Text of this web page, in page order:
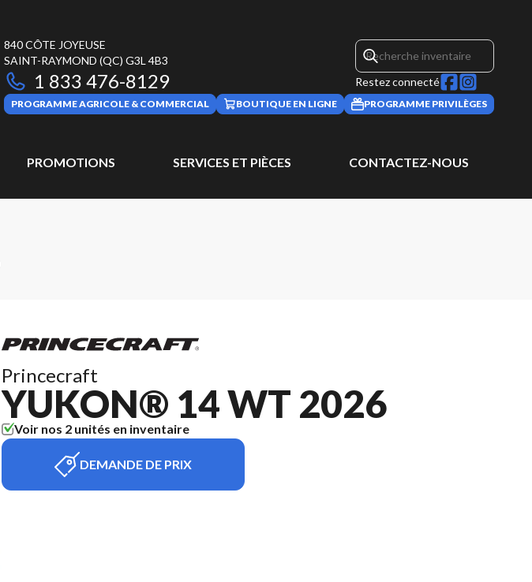
840 CÔTE JOYEUSE
SAINT-RAYMOND (QC) G3L 4B3
1 833 476-8129 Restez connecté
PROGRAMME AGRICOLE & COMMERCIAL BOUTIQUE EN LIGNE PROGRAMME PRIVILÈGES
PROMOTIONS SERVICES ET PIÈCES CONTACTEZ-NOUS
Princecraft
YUKON® 14 WT 2026
Voir nos 2 unités en inventaire
DEMANDE DE PRIX